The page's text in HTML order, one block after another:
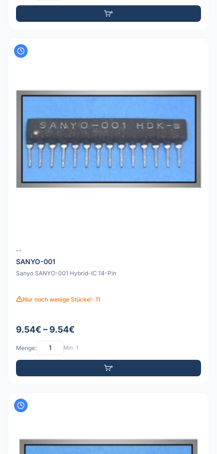
--
SANYO-001
Sanyo SANYO-001 Hybrid-IC 14-Pin
Nur noch wenige Stücke!: 11
9.54€ – 9.54€
Menge: Min: 1